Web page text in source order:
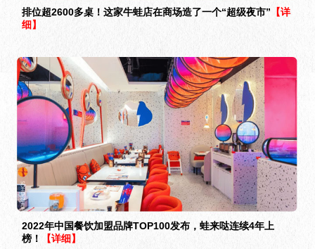
排位超2600多桌！这家牛蛙店在商场造了一个“超级夜市” 【详
细】
2022年中国餐饮加盟品牌TOP100发布，蛙来哒连续4年上
榜！
【详细】